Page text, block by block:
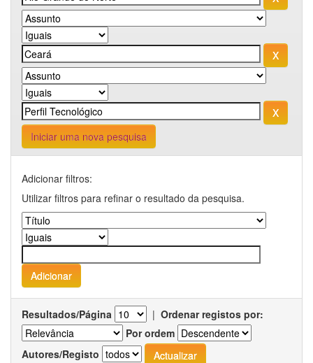
Iniciar uma nova pesquisa
Adicionar filtros:
Utilizar filtros para refinar o resultado da pesquisa.
Resultados/Página | Ordenar registos por:
Por ordem
Autores/Registo